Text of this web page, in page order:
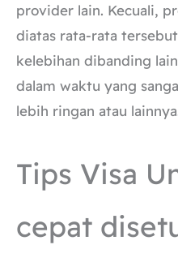
provider lain. Kecuali,
diatas rata-rata
kelebihan dibanding
dalam waktu yang
lebih ringan atau
Tips Visa
cepat